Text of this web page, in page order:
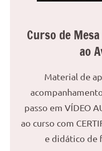
Curso de
ao
Material de
passo em VÍDEO
ao curso com
e didático de